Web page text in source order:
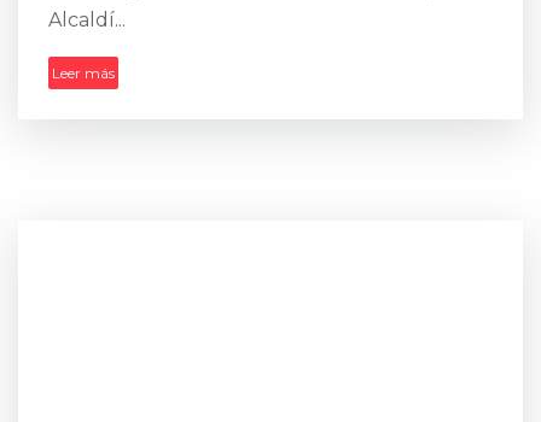
Alcaldí...
Leer más